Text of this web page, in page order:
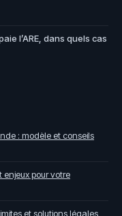
l’ARE, dans quels cas
: modèle et conseils
enjeux pour votre
et solutions légales